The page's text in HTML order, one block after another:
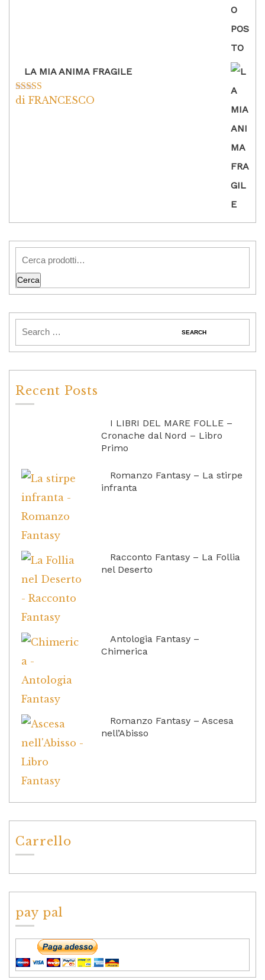
LA MIA ANIMA FRAGILE
Valutato5su
di FRANCESCO
Cerca
Recent Posts
I LIBRI DEL MARE FOLLE –
Cronache dal Nord – Libro
Primo
Romanzo Fantasy – La stirpe
infranta
Racconto Fantasy – La Follia
nel Deserto
Antologia Fantasy –
Chimerica
Romanzo Fantasy – Ascesa
nell’Abisso
Carrello
pay pal